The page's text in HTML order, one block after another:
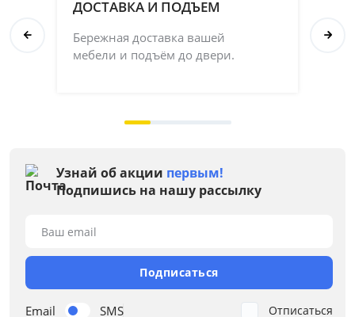
ДОСТАВКА И ПОДЪЕМ
Бережная доставка вашей
мебели и подъём до двери.
Узнай об акции первым!
Подпишись на нашу рассылку
Email SMS
Ваш email
Подписаться
Отписаться